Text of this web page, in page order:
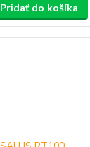
Pridať do košíka